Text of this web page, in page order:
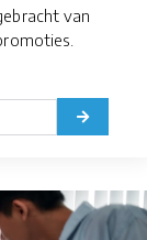
van